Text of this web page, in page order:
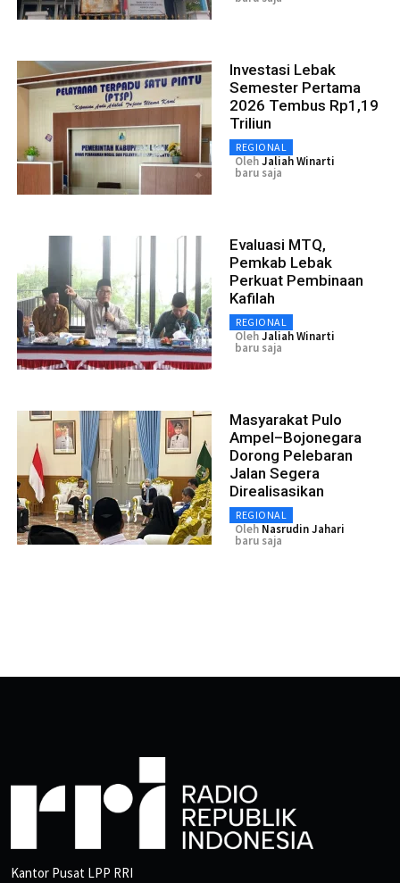
Investasi Lebak
Semester Pertama
2026 Tembus Rp1,19
Triliun
REGIONAL
OlehJaliah Winarti
baru saja
Evaluasi MTQ,
Pemkab Lebak
Perkuat Pembinaan
Kafilah
REGIONAL
OlehJaliah Winarti
baru saja
Masyarakat Pulo
Ampel–Bojonegara
Dorong Pelebaran
Jalan Segera
Direalisasikan
REGIONAL
Oleh Nasrudin Jahari
baru saja
Kantor Pusat LPP RRI